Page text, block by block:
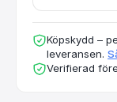
Köpskydd –
leveransen.
Verifierad